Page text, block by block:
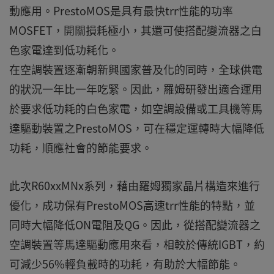
動應用。PrestoMOS是具有最快trr性能的功率
MOSFET，開關損耗極小，其還可使搭配變流器之白
色家電達到低功耗化。
在空調裝置逐漸朝新興國家普及化的同時，全球供電
的狀況一年比一年吃緊。因此，羅姆研發出適合運用
於要求低功耗的白色家電，如空調設備或工具機等馬
達驅動裝置之PrestoMOS，可在穩定運轉時大幅降低
功耗，順應社會的節能要求。
此次R60xxMNx系列，藉由羅姆獨家晶片構造來進行
優化，成功保有PrestoMOS高速trr性能的特點，並
同時大幅降低ON電阻及QG。因此，從搭配變流器之
空調裝置等馬達驅動應用來看，相較於傳統IGBT，約
可減少56%輕負載時的功耗，有助於大幅節能。